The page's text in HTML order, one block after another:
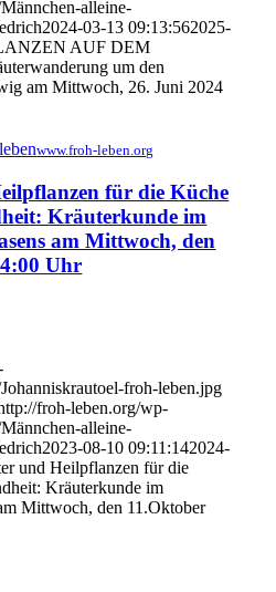
alleine-
2024-03-13 09:13:562025-
AUF DEM
um den
am Mittwoch, 26. Juni 2024
www.froh-leben.org
für die Küche
Kräuterkunde im
am Mittwoch, den
Uhr
froh-leben.jpg
froh-leben.org/wp-
alleine-
2023-08-10 09:11:142024-
und Heilpflanzen für die
Kräuterkunde im
Mittwoch, den 11.Oktober